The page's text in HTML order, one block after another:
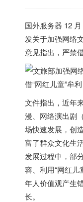
国外服务器 12
发关于加强网络
意见指出，严禁
文件指出，近年
漫、网络演出剧
场快速发展，创
富了群众文化生
发展过程中，部
容、利用“网红
年人价值观产生
长。